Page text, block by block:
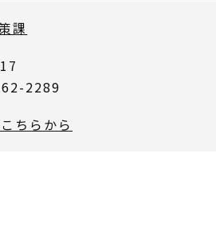
課
2289
ちらから